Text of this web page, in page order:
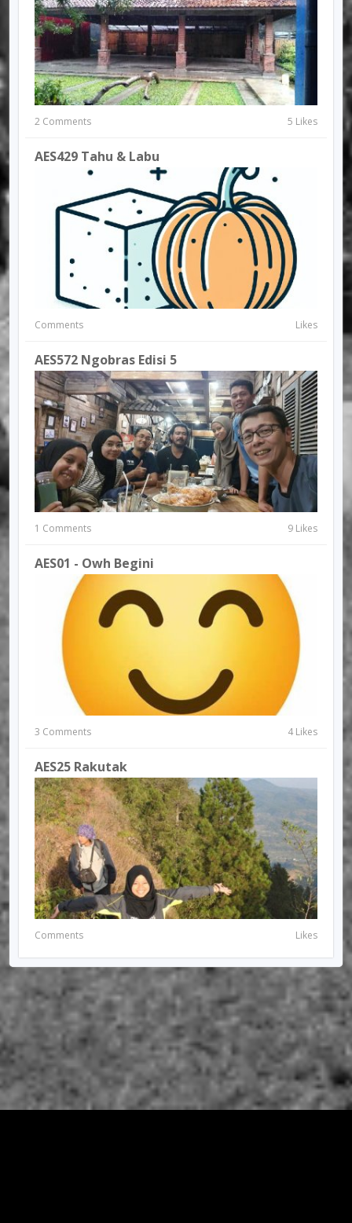
2 Comments 5 Likes
AES429 Tahu & Labu
Comments Likes
AES572 Ngobras Edisi 5
1 Comments 9 Likes
AES01 - Owh Begini
3 Comments 4 Likes
AES25 Rakutak
Comments Likes